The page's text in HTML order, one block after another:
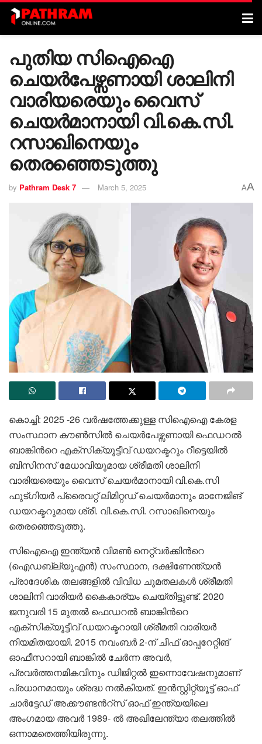
പുതിയ സിഐഐ
ചെയർപേഴ്സണായി ശാലിനി
വാരിയരെയും വൈസ്
ചെയർമാനായി വി.കെ.സി.
റസാഖിനെയും
തെരഞ്ഞെടുത്തു
by Pathram Desk 7 March 5, 2025 AA
കൊച്ചി: 2025 -26 വർഷത്തേക്കുള്ള സിഐഐ കേരള
സംസ്ഥാന കൗൺസിൽ ചെയർപേഴ്സണായി ഫെഡറൽ
ബാങ്കിന്‍റെ എക്സിക്യൂട്ടീവ് ഡയറക്ടറും റീട്ടെയിൽ
ബിസിനസ് മേധാവിയുമായ ശ്രീമതി ശാലിനി
വാരിയരെയും വൈസ് ചെയർമാനായി വി.കെ.സി
ഫുട്‌ഗിയർ പ്രൈവറ്റ് ലിമിറ്റഡ് ചെയർമാനും മാനേജിങ്
ഡയറക്ടറുമായ ശ്രീ. വി.കെ.സി. റസാഖിനെയും
തെരഞ്ഞെടുത്തു.
സിഐഐ ഇന്ത്യൻ വിമൺ നെറ്റ്‌വർക്കിന്‍റെ
(ഐഡബ്ല്യുഎൻ) സംസ്ഥാന, ദക്ഷിണേന്ത്യൻ
പ്രാദേശിക തലങ്ങളിൽ വിവിധ ചുമതലകൾ ശ്രീമതി
ശാലിനി വാരിയർ കൈകാര്യം ചെയ്തിട്ടുണ്ട്. 2020
ജനുവരി 15 മുതൽ ഫെഡറൽ ബാങ്കിന്‍റെ
എക്സിക്യൂട്ടീവ് ഡയറക്ടറായി ശ്രീമതി വാരിയർ
നിയമിതയായി. 2015 നവംബർ 2-ന് ചീഫ് ഓപ്പറേറ്റിങ്
ഓഫീസറായി ബാങ്കിൽ ചേർന്ന അവർ,
പ്രവർത്തനമികവിനും ഡിജിറ്റൽ ഇന്നൊവേഷനുമാണ്
പ്രധാനമായും ശ്രദ്ധ നൽകിയത്. ഇൻസ്റ്റിറ്റ്യൂട്ട് ഓഫ്
ചാർട്ടേഡ് അക്കൗണ്ടന്‍റ്സ് ഓഫ് ഇന്ത്യയിലെ
അംഗമായ അവർ 1989- ൽ അഖിലേന്ത്യാ തലത്തിൽ
ഒന്നാമതെത്തിയിരുന്നു.